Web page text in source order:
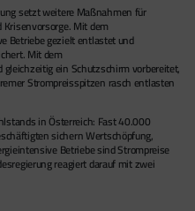
setzt weitere Maßnahmen für
Mit dem
Betriebe gezielt entlastet und
Mit dem
ein Schutzschirm vorbereitet,
Strompreisspitzen rasch entlasten
in Österreich: Fast 40.000
sichern Wertschöpfung,
Betriebe sind Strompreise
reagiert darauf mit zwei